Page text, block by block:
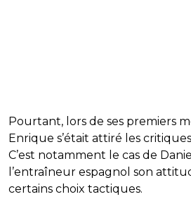
Pourtant, lors de ses premiers
Enrique s’était attiré les
C’est notamment le cas de
l’entraîneur espagnol son
certains choix tactiques.